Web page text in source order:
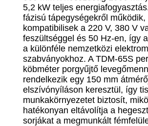
5,2 kW teljes
fázisú tápegységekről működik,
kompatibilisek a 220 V, 380 V
feszültséggel és 50 Hz-en, így
a különféle nemzetközi
szabványokhoz. A TDM-65S
köbméter porgyűjtő
rendelkezik egy 150 mm
elszívónyíláson keresztül, így
munkakörnyezetet biztosít,
hatékonyan eltávolítja a
sorjákat a megmunkált